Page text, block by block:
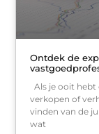
Ontdek de
Als je ooit
verkopen of
vinden van de
wat